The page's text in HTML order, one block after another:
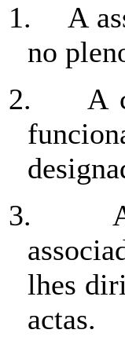
1.
A
no
2.
A
3.
lhes
actas.